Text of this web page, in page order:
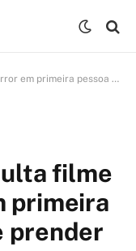
pessoa que vai te prender
filme
primeira
prender